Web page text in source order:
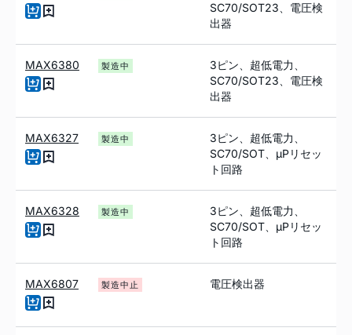
SC70/SOT23、電圧検
出器
MAX6380 製造中
3ピン、超低電力、
SC70/SOT23、電圧検
出器
MAX6327 製造中
3ピン、超低電力、
SC70/SOT、µPリセッ
ト回路
MAX6328 製造中
3ピン、超低電力、
SC70/SOT、µPリセッ
ト回路
MAX6807 製造中止 電圧検出器